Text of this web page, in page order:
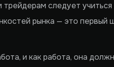
следует учиться
рынка — это первый
и как работа, она